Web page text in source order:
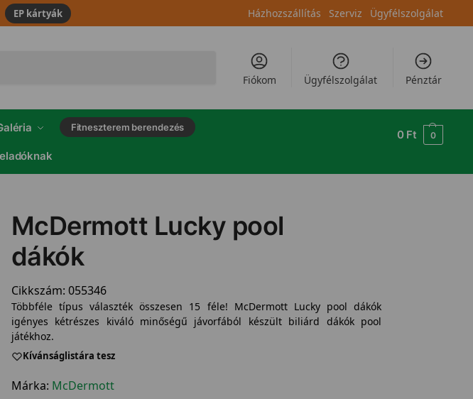
EP kártyák Házhozszállítás Szerviz Ügyfélszolgálat
Fiókom Ügyfélszolgálat Pénztár
Fitneszterem berendezés
0 Ft 0
McDermott Lucky pool
dákók
Cikkszám: 055346
Többféle típus választék összesen 15 féle! McDermott Lucky pool dákók
igényes kétrészes kiváló minőségű jávorfából készült biliárd dákók pool
játékhoz.
Kívánságlistára tesz
Márka: McDermott